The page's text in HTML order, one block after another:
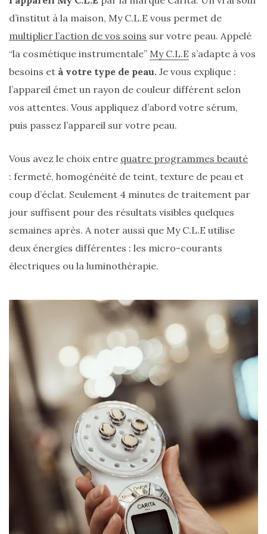
(25)
Découvertes
mode
(5)
Derniers
achats
(45)
(175)
maroquinerie
Sélections
ARCHIVES
DU BLOG
d’institut à la maison, My C.L.E vous permet de
multiplier l’action de vos soins sur votre peau. Appelé
“la cosmétique instrumentale” My C.L.E s’adapte à vos
besoins et à votre type de peau. Je vous explique :
l’appareil émet un rayon de couleur différent selon
vos attentes. Vous appliquez d’abord votre sérum,
puis passez l’appareil sur votre peau.
Vous avez le choix entre quatre programmes beauté
: fermeté, homogénéité de teint, texture de peau et
coup d’éclat. Seulement 4 minutes de traitement par
jour suffisent pour des résultats visibles quelques
semaines après. A noter aussi que My C.L.E utilise
deux énergies différentes : les micro-courants
électriques ou la luminothérapie.